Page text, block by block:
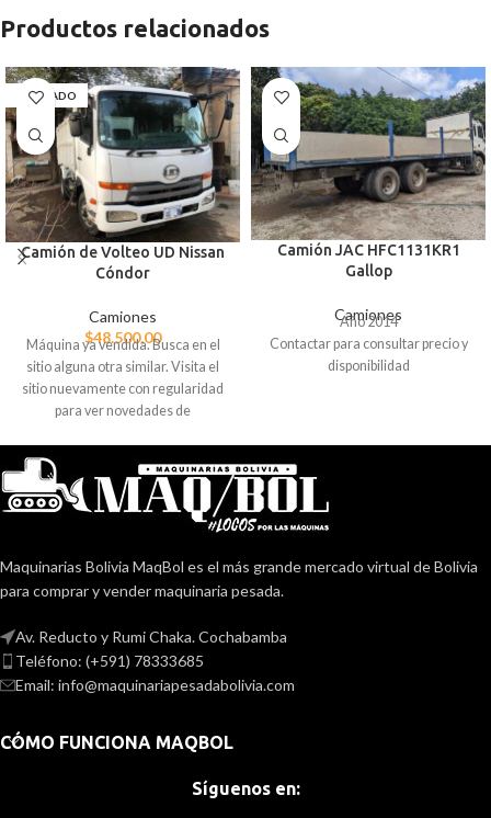
Productos relacionados
AGOTADO
Camión de Volteo UD Nissan
Cóndor
Camiones
$48.500,00
Máquina ya vendida. Busca en el
sitio alguna otra similar. Visita el
sitio nuevamente con regularidad
para ver novedades de
Contacta al 78333685 para
ayudarte a localizar alguna
máquina similar a la que buscas.
Camión JAC HFC1131KR1
Gallop
Camiones
Año 2014
Contactar para consultar precio y
disponibilidad
Maquinarias Bolivia MaqBol es el más grande mercado virtual de Bolivia
para comprar y vender maquinaria pesada.
Av. Reducto y Rumi Chaka. Cochabamba
Teléfono: (+591) 78333685
Email: info@maquinariapesadabolivia.com
CÓMO FUNCIONA MAQBOL
Síguenos en: